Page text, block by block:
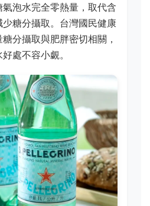
泡水完全零熱量，取代含
糖分攝取。台灣國民健康
分攝取與肥胖密切相關，
處不容小覷。